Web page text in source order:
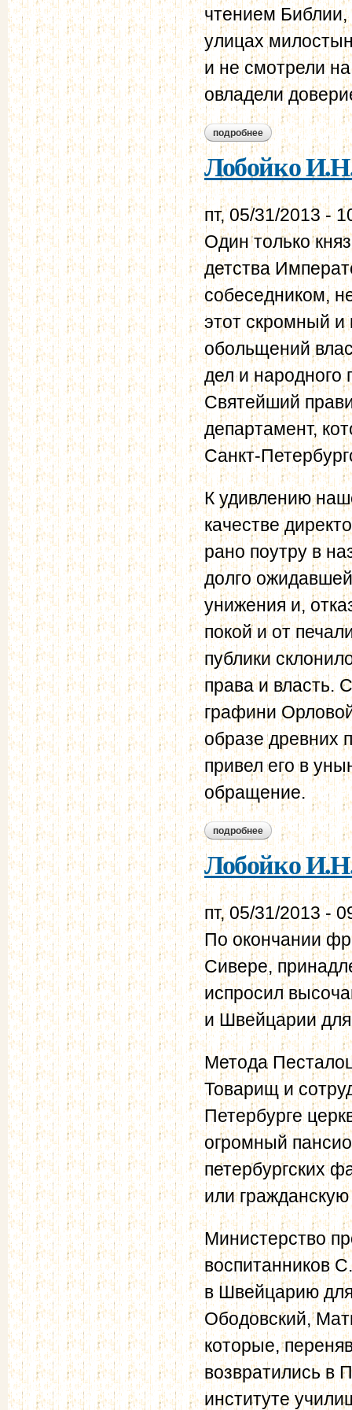
чтением
улицах
и не смотрели
овладели
подробнее о лобойко и.н.
Лобойко
пт, 05/31/2013 -
Один только
детства
собеседником,
этот скромный
обольщений
дел и народного
Святейший
департамент,
Санкт-
К удивлению
качестве
рано поутру в
долго
унижения и,
покой и от
публики
права и власть.
графини
образе древних
привел его в
обращение.
подробнее о лобойко и.н.
Лобойко
пт, 05/31/2013 -
По окончании
Сивере,
испросил
и Швейцарии
Метода
Товарищ и
Петербурге
огромный
петербургских
или
Министерство
воспитанников
в Швейцарию
Ободовский,
которые,
возвратились в
институте